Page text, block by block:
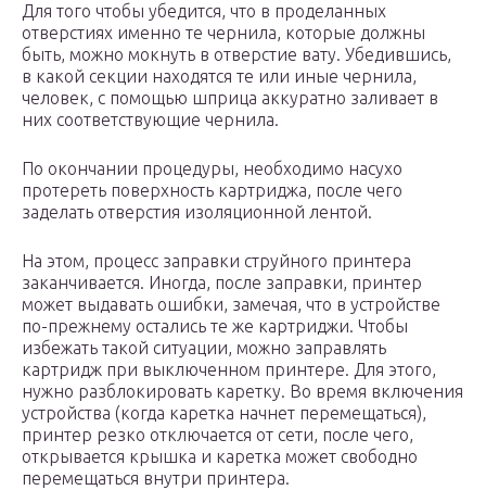
Для того чтобы убедится, что в проделанных
отверстиях именно те чернила, которые должны
быть, можно мокнуть в отверстие вату. Убедившись,
в какой секции находятся те или иные чернила,
человек, с помощью шприца аккуратно заливает в
них соответствующие чернила.
По окончании процедуры, необходимо насухо
протереть поверхность картриджа, после чего
заделать отверстия изоляционной лентой.
На этом, процесс заправки струйного принтера
заканчивается. Иногда, после заправки, принтер
может выдавать ошибки, замечая, что в устройстве
по-прежнему остались те же картриджи. Чтобы
избежать такой ситуации, можно заправлять
картридж при выключенном принтере. Для этого,
нужно разблокировать каретку. Во время включения
устройства (когда каретка начнет перемещаться),
принтер резко отключается от сети, после чего,
открывается крышка и каретка может свободно
перемещаться внутри принтера.